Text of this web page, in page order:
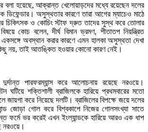
বলা হয়েছে, আক্রান্ত খেলোয়াড়দের মধ্যে রয়েছেন দলের
ডিফেন্ডার। অসুস্থতার কারণে তারা আগের ম্যাচেও মাঠে
চিকিৎসক ও কোচিং স্টাফ দ্রুত তাদের সুস্থ করে তোলার
কোচ বলেন, দীর্ঘ বিমান ভ্রমণ, শীতাতপ নিয়ন্ত্রিত
একসঙ্গে অবস্থান করার কারণে এমন হালকা অসুস্থতা দেখা
নয়, তাই আতঙ্কিত হওয়ার কোনো কারণ নেই।
দুর্দান্ত পারফরম্যান্স করে আলোচনায় রয়েছে নরওয়ে।
ঘটিয়ে শক্তিশালী ব্রাজিলকে হারিয়ে প্রথমবারের মতো
জায়গা করে নিয়েছে দলটি। ব্রাজিলের বিপক্ষে জয়ে দলের
জোড়া গোল করে বিশ্বকাপে নিজের গোলসংখ্যা সাতে
ফর্মে ভর করেই এখন ইংল্যান্ডকে হারিয়ে আরও এক ধাপ
নরওয়ে।